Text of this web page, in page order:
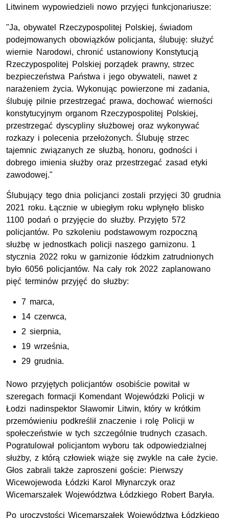
Litwinem wypowiedzieli nowo przyjęci funkcjonariusze:
"Ja, obywatel Rzeczypospolitej Polskiej, świadom
podejmowanych obowiązków policjanta, ślubuję: służyć
wiernie Narodowi, chronić ustanowiony Konstytucją
Rzeczypospolitej Polskiej porządek prawny, strzec
bezpieczeństwa Państwa i jego obywateli, nawet z
narażeniem życia. Wykonując powierzone mi zadania,
ślubuję pilnie przestrzegać prawa, dochować wierności
konstytucyjnym organom Rzeczypospolitej Polskiej,
przestrzegać dyscypliny służbowej oraz wykonywać
rozkazy i polecenia przełożonych. Ślubuję strzec
tajemnic związanych ze służbą, honoru, godności i
dobrego imienia służby oraz przestrzegać zasad etyki
zawodowej."
Ślubujący tego dnia policjanci zostali przyjęci 30 grudnia
2021 roku. Łącznie w ubiegłym roku wpłynęło blisko
1100 podań o przyjęcie do służby. Przyjęto 572
policjantów. Po szkoleniu podstawowym rozpoczną
służbę w jednostkach policji naszego garnizonu. 1
stycznia 2022 roku w garnizonie łódzkim zatrudnionych
było 6056 policjantów. Na cały rok 2022 zaplanowano
pięć terminów przyjęć do służby:
7 marca,
14 czerwca,
2 sierpnia,
19 września,
29 grudnia.
Nowo przyjętych policjantów osobiście powitał w
szeregach formacji Komendant Wojewódzki Policji w
Łodzi nadinspektor Sławomir Litwin, który w krótkim
przemówieniu podkreślił znaczenie i rolę Policji w
społeczeństwie w tych szczególnie trudnych czasach.
Pogratulował policjantom wyboru tak odpowiedzialnej
służby, z którą człowiek wiąże się zwykle na całe życie.
Głos zabrali także zaproszeni goście: Pierwszy
Wicewojewoda Łódzki Karol Młynarczyk oraz
Wicemarszałek Województwa Łódzkiego Robert Baryła.
Po uroczystości Wicemarszałek Województwa Łódzkiego